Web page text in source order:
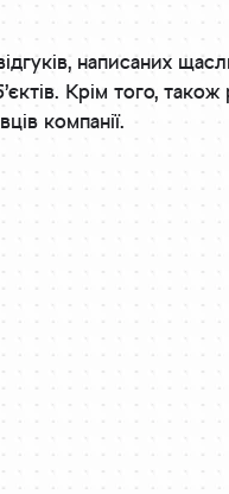
написаних
Крім того,
компанії.